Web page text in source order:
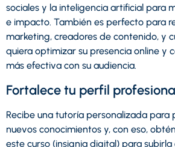
sociales y la inteligencia artificial para
e impacto. También es perfecto para
marketing, creadores de contenido, y
quiera optimizar su presencia online y
más efectiva con su audiencia.
Fortalece tu perfil
Recibe una tutoría personalizada para
nuevos conocimientos y, con eso,
este curso (insignia digital) para